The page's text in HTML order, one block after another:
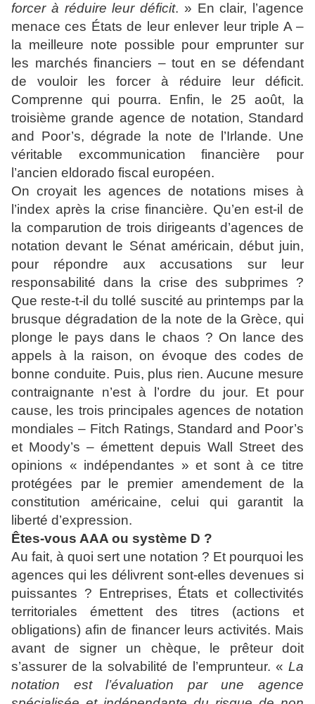
forcer à réduire leur déficit. » En clair, l’agence
menace ces États de leur enlever leur triple A –
la meilleure note possible pour emprunter sur
les marchés financiers – tout en se défendant
de vouloir les forcer à réduire leur déficit.
Comprenne qui pourra. Enfin, le 25 août, la
troisième grande agence de notation, Standard
and Poor’s, dégrade la note de l’Irlande. Une
véritable excommunication financière pour
l’ancien eldorado fiscal européen.
On croyait les agences de notations mises à
l’index après la crise financière. Qu’en est-il de
la comparution de trois dirigeants d’agences de
notation devant le Sénat américain, début juin,
pour répondre aux accusations sur leur
responsabilité dans la crise des subprimes ?
Que reste-t-il du tollé suscité au printemps par la
brusque dégradation de la note de la Grèce, qui
plonge le pays dans le chaos ? On lance des
appels à la raison, on évoque des codes de
bonne conduite. Puis, plus rien. Aucune mesure
contraignante n’est à l’ordre du jour. Et pour
cause, les trois principales agences de notation
mondiales – Fitch Ratings, Standard and Poor’s
et Moody’s – émettent depuis Wall Street des
opinions « indépendantes » et sont à ce titre
protégées par le premier amendement de la
constitution américaine, celui qui garantit la
liberté d’expression.
Êtes-vous AAA ou système D ?
Au fait, à quoi sert une notation ? Et pourquoi les
agences qui les délivrent sont-elles devenues si
puissantes ? Entreprises, États et collectivités
territoriales émettent des titres (actions et
obligations) afin de financer leurs activités. Mais
avant de signer un chèque, le prêteur doit
s’assurer de la solvabilité de l’emprunteur. « La
notation est l’évaluation par une agence